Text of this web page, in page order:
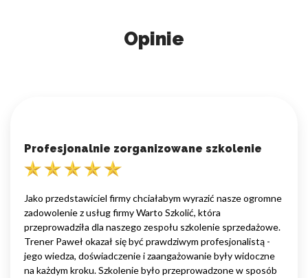
Opinie
Profesjonalnie zorganizowane szkolenie
Jako przedstawiciel firmy chciałabym wyrazić nasze ogromne
zadowolenie z usług firmy Warto Szkolić, która
przeprowadziła dla naszego zespołu szkolenie sprzedażowe.
Trener Paweł okazał się być prawdziwym profesjonalistą -
jego wiedza, doświadczenie i zaangażowanie były widoczne
na każdym kroku. Szkolenie było przeprowadzone w sposób